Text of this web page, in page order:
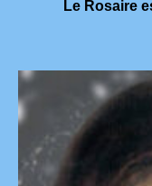
Le Rosaire